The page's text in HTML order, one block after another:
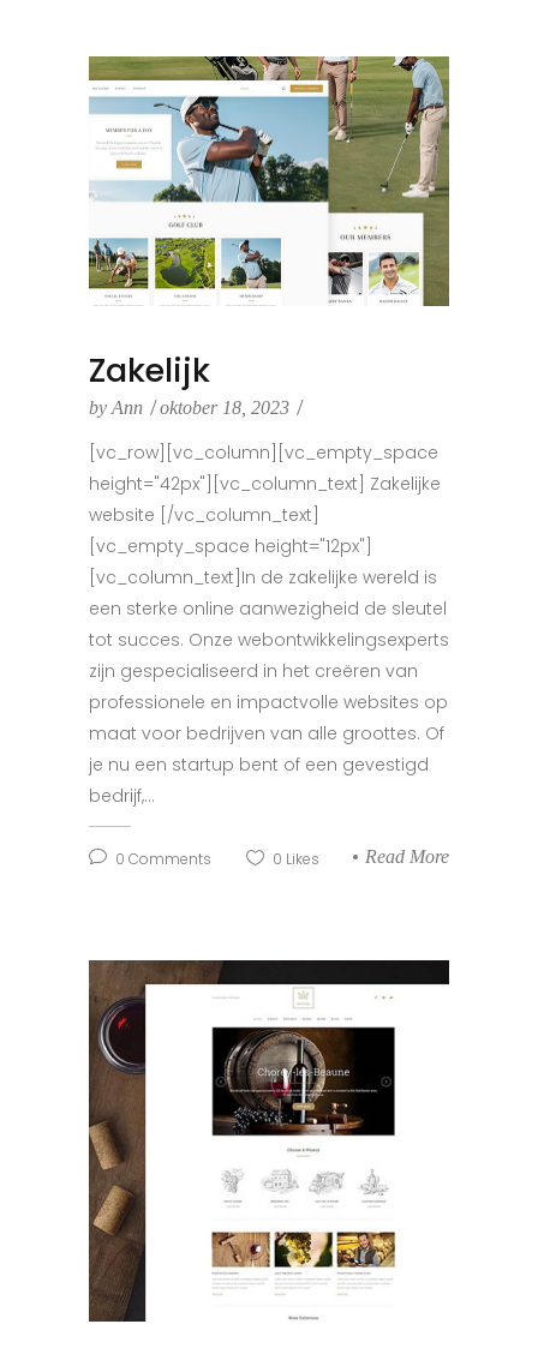
Zakelijk
by Ann oktober 18, 2023
[vc_row][vc_column][vc_empty_space
height="42px"][vc_column_text] Zakelijke
website [/vc_column_text]
[vc_empty_space height="12px"]
[vc_column_text]In de zakelijke wereld is
een sterke online aanwezigheid de sleutel
tot succes. Onze webontwikkelingsexperts
zijn gespecialiseerd in het creëren van
professionele en impactvolle websites op
maat voor bedrijven van alle groottes. Of
je nu een startup bent of een gevestigd
bedrijf,...
0 Comments 0 Likes Read More